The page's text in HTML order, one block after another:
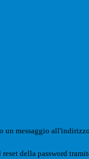
un messaggio
della password